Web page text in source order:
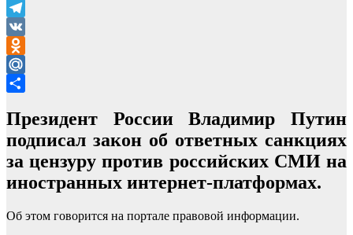
Telegram
VK
Odnoklassniki
Mail.Ru
Президент России Владимир Путин
подписал закон об ответных санкциях
за цензуру против российских СМИ на
иностранных интернет-платформах.
Об этом говорится на портале правовой информации.